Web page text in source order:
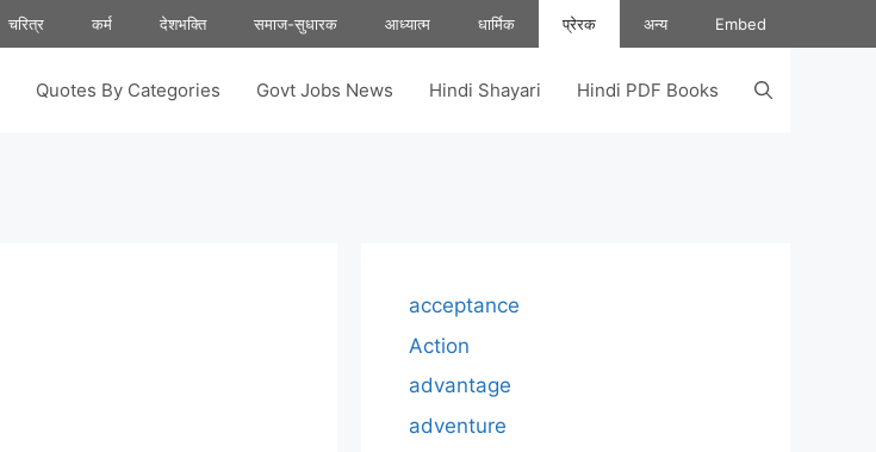
चरित्र कर्म देशभक्ति समाज-सुधारक आध्यात्म धार्मिक प्रेरक अन्य Embed
Quotes By Categories Govt Jobs News Hindi Shayari Hindi PDF Books
acceptance
Action
advantage
adventure